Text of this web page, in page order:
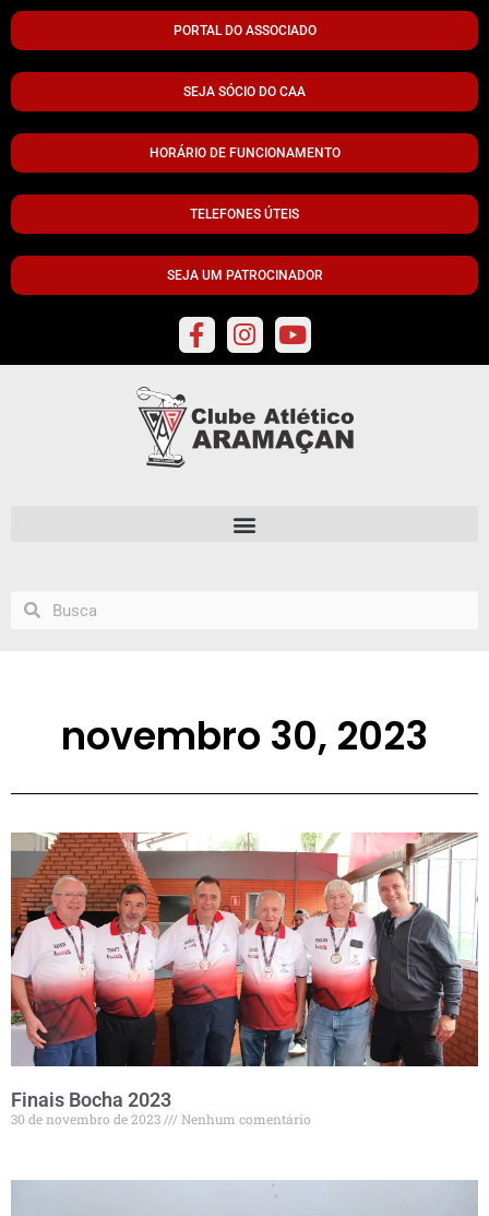
PORTAL DO ASSOCIADO
SEJA SÓCIO DO CAA
HORÁRIO DE FUNCIONAMENTO
TELEFONES ÚTEIS
SEJA UM PATROCINADOR
novembro 30, 2023
Finais Bocha 2023
30 de novembro de 2023 Nenhum comentário